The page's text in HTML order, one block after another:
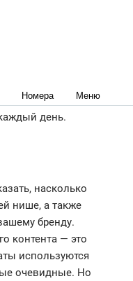
Номера Меню
на вопросы
о банальном
небанальные идеи,
день.
насколько
нише, а также
бренду.
контента — это
используются
очевидные. Но